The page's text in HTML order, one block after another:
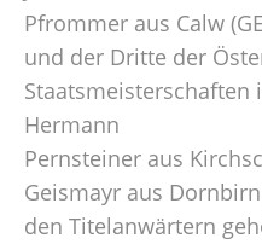
Pfrommer aus Calw
und der Dritte der
Staatsmeisterschaften
Hermann
Pernsteiner aus
Geismayr aus
den Titelanwärtern